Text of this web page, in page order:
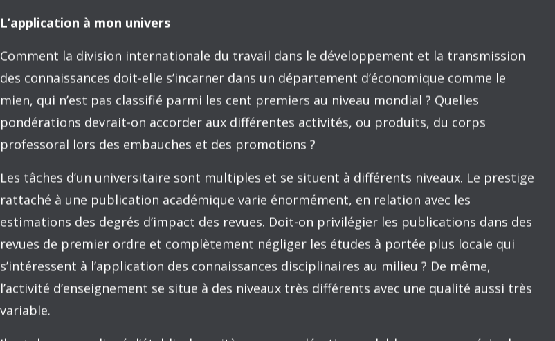
L’avancement en âge n’apporte pas nécessairement la sagesse, mais plutôt une plus
grande liberté à formuler de grandes questions sans l’obligation d’y fournir des réponses.
Ce blogue se demande où est la place des institutions périphériques, comme les nôtres,
dans la division internationale du travail reliée au développement des connaissances.
Pour l’économiste, le concept de la division du travail renvoie à l’exemple de la fabrication
d’épingles, utilisé dans les premières pages de sa Richesse des nations (1776) par le « père
» de la science économique, Adam Smith. Son troisième chapitre a le titre suivant : « Que
la division du travail est limitée par l’étendue du marché ». Dans le domaine du
développement des connaissances, l’étendue du marché est fort vaste, ce qui facilite la
spécialisation.
Le monde académique et la division du travail